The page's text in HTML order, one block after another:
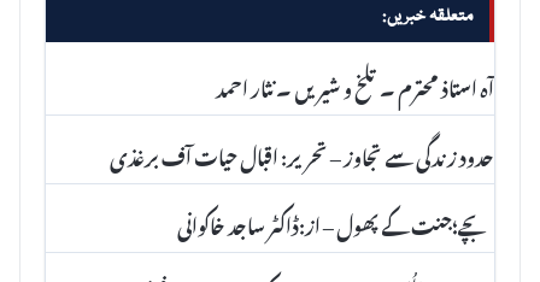
متعلقہ خبریں:
آہ استاذ محترم ۔ تلخ و شیریں ۔ نثار احمد
حدود زندگی سے تجاوز – تحریر: اقبال حیات آف برغذی
بچے؛جنت کے پھول – از:ڈاکٹر ساجد خاکوانی